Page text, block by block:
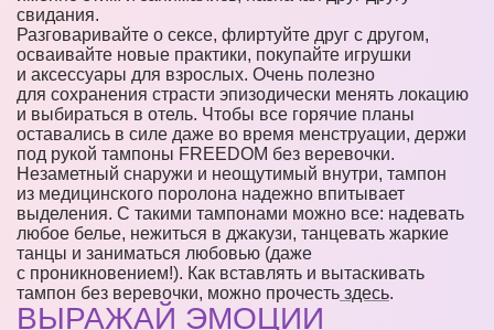
свидания.
Разговаривайте о сексе, флиртуйте друг с другом,
осваивайте новые практики, покупайте игрушки
и аксессуары для взрослых. Очень полезно
для сохранения страсти эпизодически менять локацию
и выбираться в отель. Чтобы все горячие планы
оставались в силе даже во время менструации, держи
под рукой тампоны FREEDOM без веревочки.
Незаметный снаружи и неощутимый внутри, тампон
из медицинского поролона надежно впитывает
выделения. С такими тампонами можно все: надевать
любое белье, нежиться в джакузи, танцевать жаркие
танцы и заниматься любовью (даже
с проникновением!). Как вставлять и вытаскивать
тампон без веревочки, можно прочесть здесь.
ВЫРАЖАЙ ЭМОЦИИ